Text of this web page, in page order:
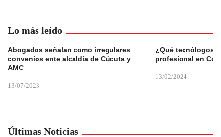
Lo más leído
Abogados señalan como irregulares
convenios ente alcaldía de Cúcuta y
AMC
13/07/2023
¿Qué tecnólogos
profesional en
13/02/2024
Últimas Noticias